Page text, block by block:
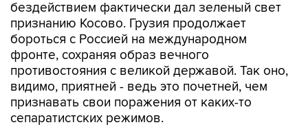
бездействием фактически дал зеленый свет
признанию Косово. Грузия продолжает
бороться с Россией на международном
фронте, сохраняя образ вечного
противостояния с великой державой. Так оно,
видимо, приятней - ведь это почетней, чем
признавать свои поражения от каких-то
сепаратистских режимов.